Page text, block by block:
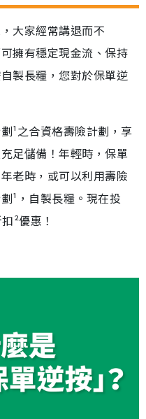
大家經常講退而不
擁有穩定現金流、保持
製長糧，您對於保單逆
¹之合資格壽險計劃，享
足儲備！年輕時，保單
老時，或可以利用壽險
¹，自製長糧。現在投
²優惠！